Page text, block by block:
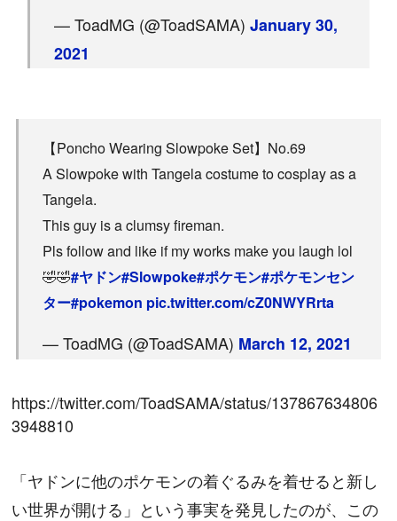
— ToadMG (@ToadSAMA)January 30,
2021
【Poncho Wearing Slowpoke Set】No.69
A Slowpoke with Tangela costume to cosplay as a
Tangela.
This guy is a clumsy fireman.
Pls follow and like if my works make you laugh lol
🤣🤣#ヤドン#Slowpoke#ポケモン#ポケモンセン
ター#pokemon pic.twitter.com/cZ0NWYRrta
— ToadMG (@ToadSAMA) March 12, 2021
https://twitter.com/ToadSAMA/status/137867634806
3948810
「ヤドンに他のポケモンの着ぐるみを着せると新し
い世界が開ける」という事実を発見したのが、この